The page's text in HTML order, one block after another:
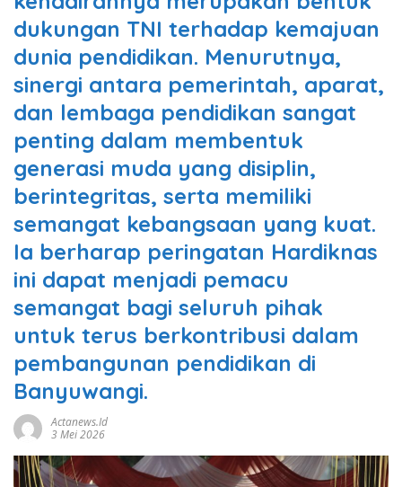
dukungan TNI terhadap kemajuan
dunia pendidikan. Menurutnya,
sinergi antara pemerintah, aparat,
dan lembaga pendidikan sangat
penting dalam membentuk
generasi muda yang disiplin,
berintegritas, serta memiliki
semangat kebangsaan yang kuat.
Ia berharap peringatan Hardiknas
ini dapat menjadi pemacu
semangat bagi seluruh pihak
untuk terus berkontribusi dalam
pembangunan pendidikan di
Banyuwangi.
Actanews.id
3 Mei 2026